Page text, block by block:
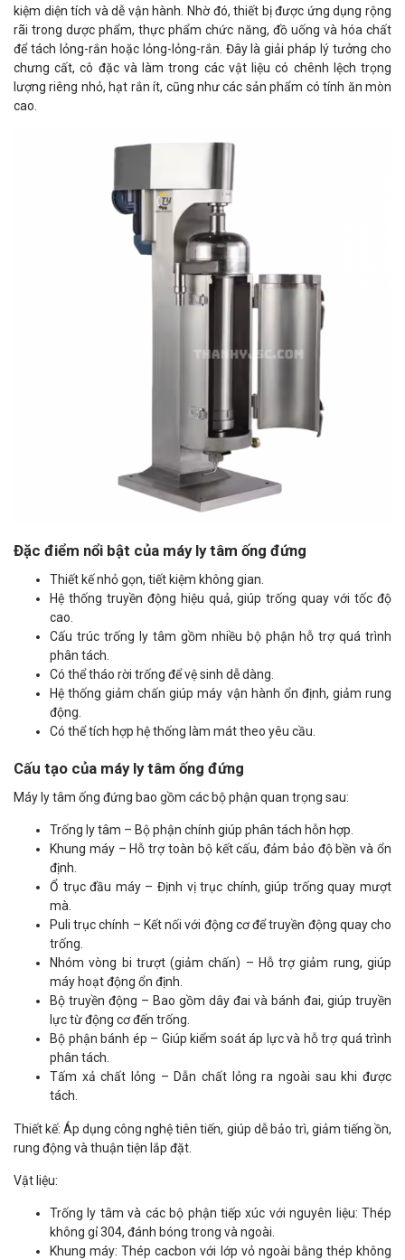
kiệm diện tích và dễ vận hành. Nhờ đó, thiết bị được ứng dụng rộng
rãi trong dược phẩm, thực phẩm chức năng, đồ uống và hóa chất
để tách lỏng-rắn hoặc lỏng-lỏng-rắn. Đây là giải pháp lý tưởng cho
chưng cất, cô đặc và làm trong các vật liệu có chênh lệch trọng
lượng riêng nhỏ, hạt rắn ít, cũng như các sản phẩm có tính ăn mòn
cao.
Đặc điểm nổi bật của máy ly tâm ống đứng
Thiết kế nhỏ gọn, tiết kiệm không gian.
Hệ thống truyền động hiệu quả, giúp trống quay với tốc độ
cao.
Cấu trúc trống ly tâm gồm nhiều bộ phận hỗ trợ quá trình
phân tách.
Có thể tháo rời trống để vệ sinh dễ dàng.
Hệ thống giảm chấn giúp máy vận hành ổn định, giảm rung
động.
Có thể tích hợp hệ thống làm mát theo yêu cầu.
Cấu tạo của máy ly tâm ống đứng
Máy ly tâm ống đứng bao gồm các bộ phận quan trọng sau:
Trống ly tâm – Bộ phận chính giúp phân tách hỗn hợp.
Khung máy – Hỗ trợ toàn bộ kết cấu, đảm bảo độ bền và ổn
định.
Ổ trục đầu máy – Định vị trục chính, giúp trống quay mượt
mà.
Puli trục chính – Kết nối với động cơ để truyền động quay cho
trống.
Nhóm vòng bi trượt (giảm chấn) – Hỗ trợ giảm rung, giúp
máy hoạt động ổn định.
Bộ truyền động – Bao gồm dây đai và bánh đai, giúp truyền
lực từ động cơ đến trống.
Bộ phận bánh ép – Giúp kiểm soát áp lực và hỗ trợ quá trình
phân tách.
Tấm xả chất lỏng – Dẫn chất lỏng ra ngoài sau khi được
tách.
Thiết kế: Áp dụng công nghệ tiên tiến, giúp dễ bảo trì, giảm tiếng ồn,
rung động và thuận tiện lắp đặt.
Vật liệu:
Trống ly tâm và các bộ phận tiếp xúc với nguyên liệu: Thép
không gỉ 304, đánh bóng trong và ngoài.
Khung máy: Thép cacbon với lớp vỏ ngoài bằng thép không